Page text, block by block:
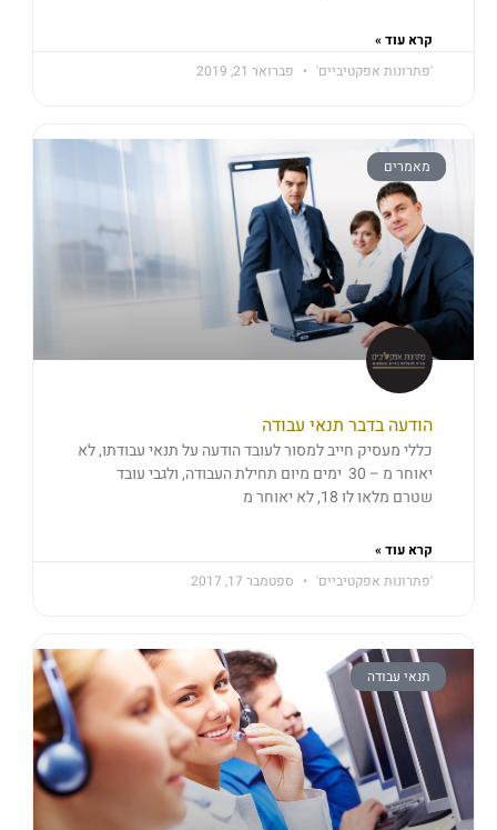
קרא עוד »
'פתרונות אפקטיביים'
פברואר 21, 2019
מאמרים
הודעה בדבר תנאי עבודה
כללי מעסיק חייב למסור לעובד הודעה על תנאי עבודתו, לא
יאוחר מ – 30 ימים מיום תחילת העבודה, ולגבי עובד
שטרם מלאו לו 18, לא יאוחר מ
קרא עוד »
'פתרונות אפקטיביים'
ספטמבר 17, 2017
תנאי עבודה